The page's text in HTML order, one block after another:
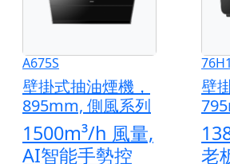
A675S
壁掛式抽油煙機，
895mm, 側風系列
1500m³/h 風量,
AI智能手勢控
壁
老